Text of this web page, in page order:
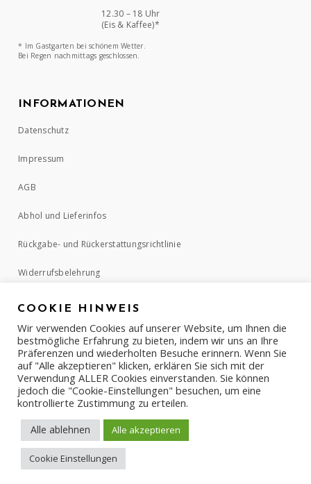
12.30 – 18 Uhr
(Eis & Kaffee)*
* Im Gastgarten bei schönem Wetter.
Bei Regen nachmittags geschlossen.
INFORMATIONEN
Datenschutz
Impressum
AGB
Abhol und Lieferinfos
Rückgabe- und Rückerstattungsrichtlinie
Widerrufsbelehrung
ZAHLUNGSMETHODEN
COOKIE HINWEIS
Wir verwenden Cookies auf unserer Website, um Ihnen die
bestmögliche Erfahrung zu bieten, indem wir uns an Ihre
Präferenzen und wiederholten Besuche erinnern. Wenn Sie
auf "Alle akzeptieren" klicken, erklären Sie sich mit der
Verwendung ALLER Cookies einverstanden. Sie können
jedoch die "Cookie-Einstellungen" besuchen, um eine
kontrollierte Zustimmung zu erteilen.
Alle ablehnen Alle akzeptieren
Cookie Einstellungen